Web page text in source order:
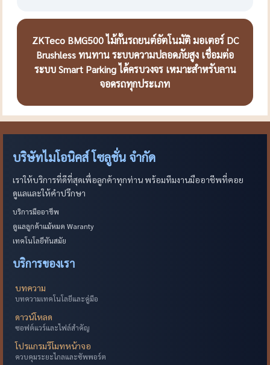
ZKTeco BMG500 ไม้กั้นรถยนต์อัตโนมัติ มอเตอร์ DC
Brushless ทนทาน ระบบความปลอดภัยสูง เชื่อมต่อ
ระบบ Smart Parking ได้ครบวงจร เหมาะสำหรับลาน
จอดรถทุกประเภท
บริษัทไมโอนิคส์ โซลูชั่น จำกัด
เราให้บริการที่ดีที่สุดเพื่อลูกค้าทุกท่าน พร้อมทีมงานมืออาชีพที่คอย
ดูแลและให้คำปรึกษา
บริการมืออาชีพ
ดูแลลูกค้าแม้หมด Waranty
เทคโนโลยีทันสมัย
บริการของเรา
บทความ
บทความเทคโนโลยีและคู่มือ
ดาวน์โหลด
ซอฟต์แวร์และไฟล์สำคัญ
โปรแกรมรีโมทหน้าจอ
ควบคุมระยะไกลและซัพพอร์ต